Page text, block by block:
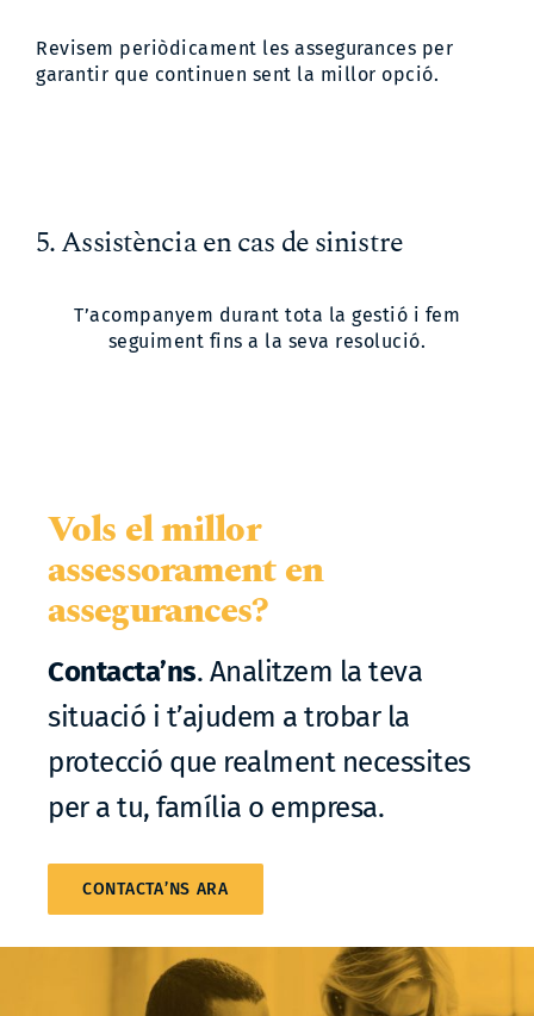
Revisem periòdicament les assegurances per
garantir que continuen sent la millor opció.
5. Assistència en cas de sinistre
T’acompanyem durant tota la gestió i fem
seguiment fins a la seva resolució.
Vols el millor
assessorament en
assegurances?
Contacta’ns. Analitzem la teva
situació i t’ajudem a trobar la
protecció que realment necessites
per a tu, família o empresa.
CONTACTA’NS ARA